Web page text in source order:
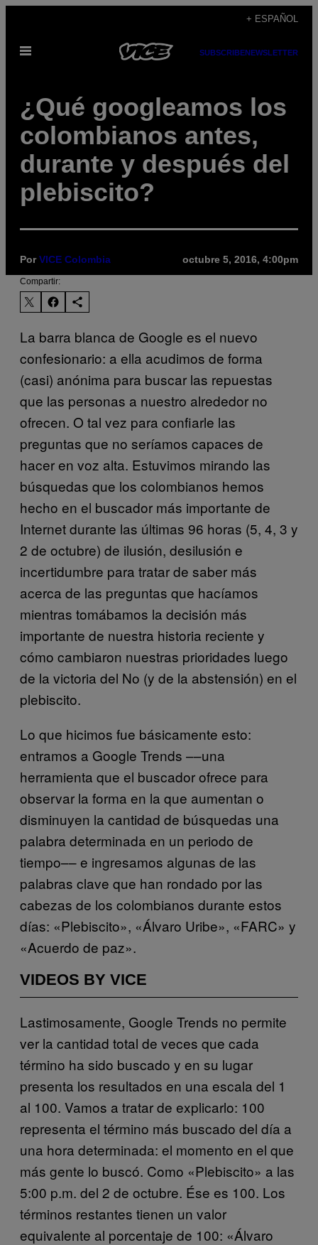
contenido
+ ESPAÑOL
Abrir
SUBSCRIBENEWSLETTER
¿Qué googleamos los
colombianos antes,
durante y después del
plebiscito?
PorVICE Colombia octubre 5, 2016, 4:00pm
Compartir:
La barra blanca de Google es el nuevo
confesionario: a ella acudimos de forma
(casi) anónima para buscar las repuestas
que las personas a nuestro alrededor no
ofrecen. O tal vez para confiarle las
preguntas que no seríamos capaces de
hacer en voz alta. Estuvimos mirando las
búsquedas que los colombianos hemos
hecho en el buscador más importante de
Internet durante las últimas 96 horas (5, 4, 3 y
2 de octubre) de ilusión, desilusión e
incertidumbre para tratar de saber más
acerca de las preguntas que hacíamos
mientras tomábamos la decisión más
importante de nuestra historia reciente y
cómo cambiaron nuestras prioridades luego
de la victoria del No (y de la abstensión) en el
plebiscito.
Lo que hicimos fue básicamente esto:
entramos a Google Trends ––una
herramienta que el buscador ofrece para
observar la forma en la que aumentan o
disminuyen la cantidad de búsquedas una
palabra determinada en un periodo de
tiempo–– e ingresamos algunas de las
palabras clave que han rondado por las
cabezas de los colombianos durante estos
días: «Plebiscito», «Álvaro Uribe», «FARC» y
«Acuerdo de paz».
VIDEOS BY VICE
Lastimosamente, Google Trends no permite
ver la cantidad total de veces que cada
término ha sido buscado y en su lugar
presenta los resultados en una escala del 1
al 100. Vamos a tratar de explicarlo: 100
representa el término más buscado del día a
una hora determinada: el momento en el que
más gente lo buscó. Como «Plebiscito» a las
5:00 p.m. del 2 de octubre. Ése es 100. Los
términos restantes tienen un valor
equivalente al porcentaje de 100: «Álvaro